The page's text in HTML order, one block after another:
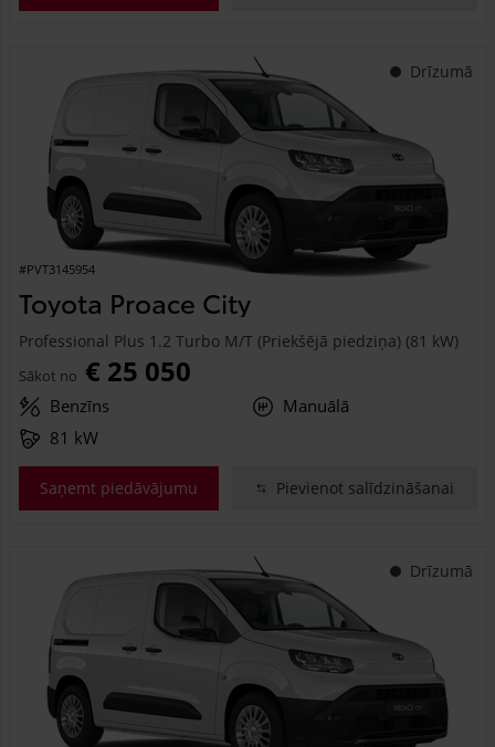
Drīzumā
#PVT3145954
Toyota Proace City
Professional Plus 1.2 Turbo M/T (Priekšējā piedziņa) (81 kW)
Sākot no € 25 050
Benzīns
Manuālā
81 kW
Saņemt piedāvājumu Pievienot salīdzināšanai
Drīzumā